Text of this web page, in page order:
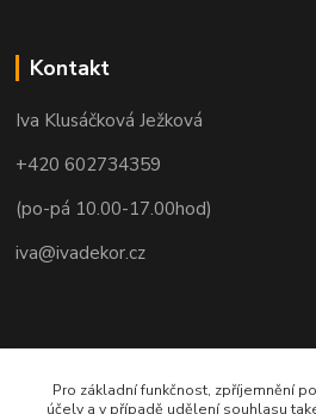
Kontakt
Iva Klusáčková Ježková
+420 602734359
(po-pá 10.00-17.00hod)
iva@ivadekor.cz
Pro základní funkčnost, zpříjemnění
účely a v případě udělení souhlasu